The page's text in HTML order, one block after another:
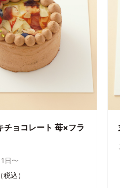
チョコレート 苺×フラ
日〜
（税込）